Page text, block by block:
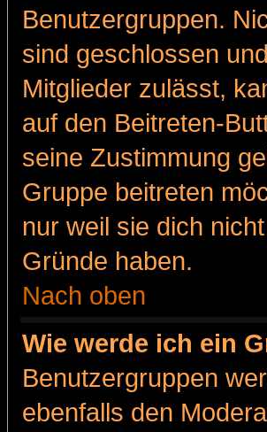
Benutzergruppen.
sind geschlossen
Mitglieder zulässt,
auf den Beitreten-
seine Zustimmung
Gruppe beitreten
nur weil sie dich
Gründe haben.
Nach oben
Wie werde ich ein
Benutzergruppen
ebenfalls den